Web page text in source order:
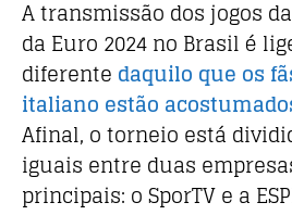
A transmissão dos jogos
da Euro 2024 no Brasil é
diferente daquilo que os
italiano estão
Afinal, o torneio está
iguais entre duas
principais: o SporTV e a